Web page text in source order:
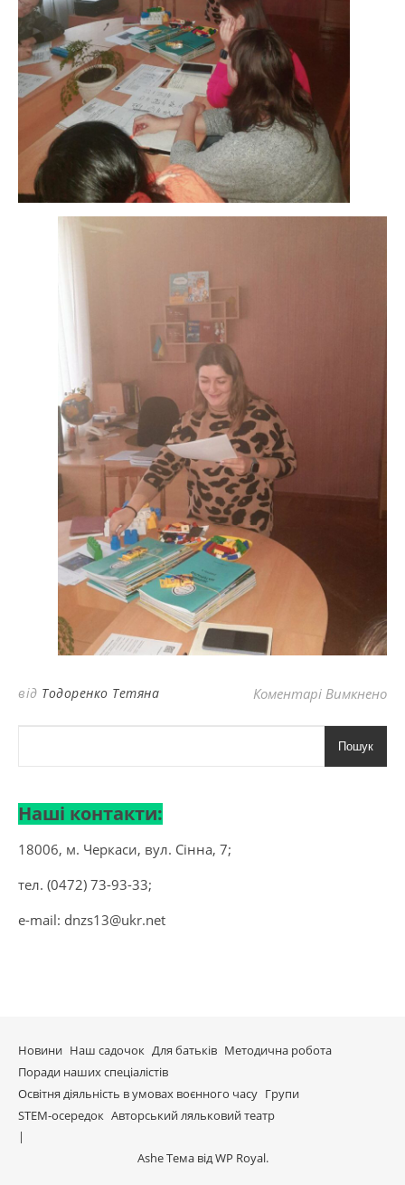
від Тодоренко Тетяна Коментарі Вимкненодо
Пошук
Наші контакти:
18006, м. Черкаси, вул. Сінна, 7;
тел. (0472) 73-93-33;
e-mail: dnzs13@ukr.net
Новини Наш садочок Для батьків Методична робота
Поради наших спеціалістів
Освітня діяльність в умовах воєнного часу Групи
STEM-осередок Авторський ляльковий театр
Ashe Тема відWP Royal.